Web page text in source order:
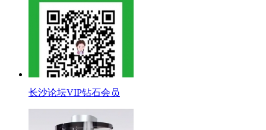
长沙论坛VIP钻石会员